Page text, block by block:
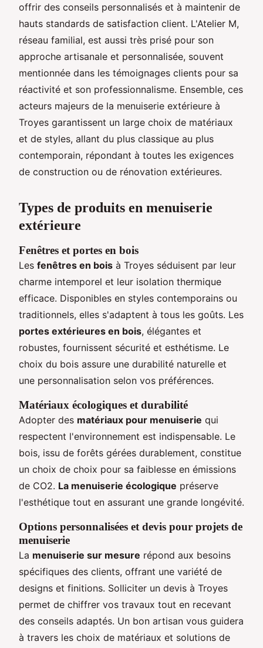
offrir des conseils personnalisés et à maintenir de
hauts standards de satisfaction client. L'Atelier M,
réseau familial, est aussi très prisé pour son
approche artisanale et personnalisée, souvent
mentionnée dans les témoignages clients pour sa
réactivité et son professionnalisme. Ensemble, ces
acteurs majeurs de la menuiserie extérieure à
Troyes garantissent un large choix de matériaux
et de styles, allant du plus classique au plus
contemporain, répondant à toutes les exigences
de construction ou de rénovation extérieures.
Types de produits en menuiserie
extérieure
Fenêtres et portes en bois
Les fenêtres en bois à Troyes séduisent par leur
charme intemporel et leur isolation thermique
efficace. Disponibles en styles contemporains ou
traditionnels, elles s'adaptent à tous les goûts. Les
portes extérieures en bois, élégantes et
robustes, fournissent sécurité et esthétisme. Le
choix du bois assure une durabilité naturelle et
une personnalisation selon vos préférences.
Matériaux écologiques et durabilité
Adopter des matériaux pour menuiserie qui
respectent l'environnement est indispensable. Le
bois, issu de forêts gérées durablement, constitue
un choix de choix pour sa faiblesse en émissions
de CO2. La menuiserie écologique préserve
l'esthétique tout en assurant une grande longévité.
Options personnalisées et devis pour projets de
menuiserie
La menuiserie sur mesure répond aux besoins
spécifiques des clients, offrant une variété de
designs et finitions. Solliciter un devis à Troyes
permet de chiffrer vos travaux tout en recevant
des conseils adaptés. Un bon artisan vous guidera
à travers les choix de matériaux et solutions de